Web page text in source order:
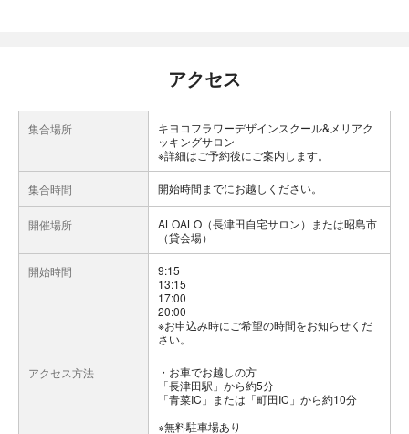
アクセス
集合場所
キヨコフラワーデザインスクール&メリアク
ッキングサロン
※詳細はご予約後にご案内します。
集合時間 開始時間までにお越しください。
開催場所
ALOALO（長津田自宅サロン）または昭島市
（貸会場）
開始時間
9:15
13:15
17:00
20:00
※お申込み時にご希望の時間をお知らせくだ
さい。
アクセス方法
お車でお越しの方
「長津田駅」から約5分
「青菜IC」または「町田IC」から約10分
※無料駐車場あり